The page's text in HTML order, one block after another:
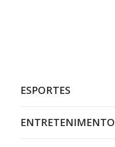
ESPORTES
ENTRETENIMENTO